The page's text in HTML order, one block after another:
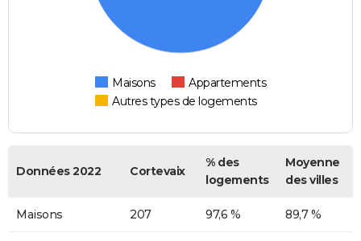
Maisons
Appartements
Autres types de logements
Données 2022 Cortevaix
% des
logements
Moyenne
des villes
Maisons 207 97,6 % 89,7 %